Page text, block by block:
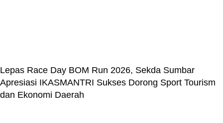
Lepas Race Day BOM Run 2026, Sekda Sumbar
Apresiasi IKASMANTRI Sukses Dorong Sport Tourism
dan Ekonomi Daerah